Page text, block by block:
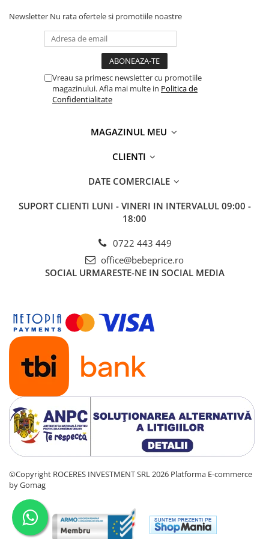
Newsletter Nu rata ofertele si promotiile noastre
Vreau sa primesc newsletter cu promotiile
magazinului. Afla mai multe in Politica de
Confidentialitate
MAGAZINUL MEU
CLIENTI
DATE COMERCIALE
SUPORT CLIENTI LUNI - VINERI IN INTERVALUL 09:00 -
18:00
0722 443 449
office@bebeprice.ro
SOCIAL URMARESTE-NE IN SOCIAL MEDIA
©Copyright ROCERES INVESTMENT SRL 2026 Platforma E-commerce
by Gomag